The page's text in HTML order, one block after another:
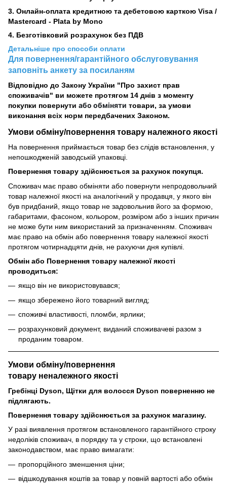
3. Онлайн-оплата кредитною та дебетовою карткою Visa /
Mastercard - Plata by Mono
4. Безготівковий розрахунок без ПДВ
Детальніше про способи оплати
Для повернення/гарантійного обслуговування
заповніть анкету за посиланям
Відповідно до Закону України "Про захист прав
споживачів" ви можете протягом 14 днів з моменту
покупки повернути або обміняти товари, за умови
виконання всіх норм передбачених Законом.
Умови обміну/повернення товару належного якості
На повернення приймається товар без слідів встановлення, у
непошкодженій заводській упаковці.
Повернення товару здійснюється за рахунок покупця.
Споживач має право обміняти або повернути непродовольчий
товар належної якості на аналогічний у продавця, у якого він
був придбаний, якщо товар не задовольнив його за формою,
габаритами, фасоном, кольором, розміром або з інших причин
не може бути ним використаний за призначенням. Споживач
має право на обмін або повернення товару належної якості
протягом чотирнадцяти днів, не рахуючи дня купівлі.
Обмін або Повернення товару належної якості
проводиться:
якщо він не використовувався;
якщо збережено його товарний вигляд;
споживчі властивості, пломби, ярлики;
розрахунковий документ, виданий споживачеві разом з
проданим товаром.
Умови обміну/повернення
товару неналежного якості
Гребінці Dyson, Щітки для волосся Dyson поверненню не
підлягають.
Повернення товару здійснюється за рахунок магазину.
У разі виявлення протягом встановленого гарантійного строку
недоліків споживач, в порядку та у строки, що встановлені
законодавством, має право вимагати:
пропорційного зменшення ціни;
відшкодування коштів за товар у повній вартості або обмін